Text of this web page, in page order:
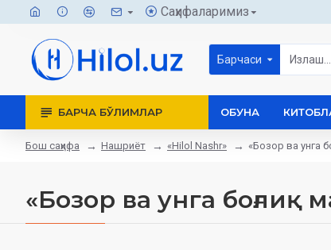
Саҳифаларимиз
Барчаси
БАРЧА БЎЛИМЛАР ОБУНА
Бош саҳифа Нашриёт «Hilol Nashr» «Бозор ва унга
«Бозор ва унга боғлиқ